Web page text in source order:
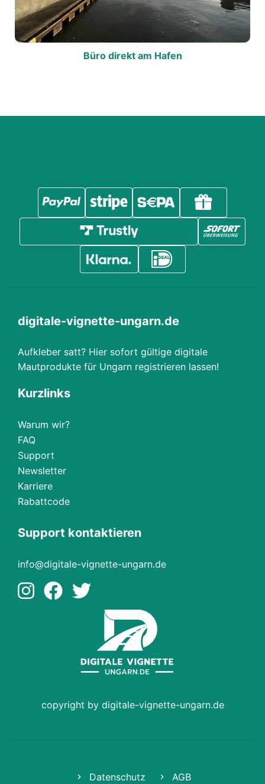
Büro direkt am Hafen
digitale-vignette-ungarn.de
Aufkleber satt? Hier sofort gültige digitale
Mautprodukte für Ungarn registrieren lassen!
Kurzlinks
Warum wir?
FAQ
Support
Newsletter
Karriere
Rabattcode
Support kontaktieren
info@digitale-vignette-ungarn.de
copyright by digitale-vignette-ungarn.de
Datenschutz AGB